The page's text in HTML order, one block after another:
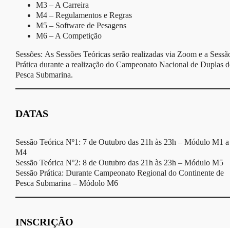
M3 – A Carreira
M4 – Regulamentos e Regras
M5 – Software de Pesagens
M6 – A Competição
Sessões: As Sessões Teóricas serão realizadas via Zoom e a
Prática durante a realização do Campeonato Nacional de Duplas
Pesca Submarina.
DATAS
Sessão Teórica Nº1: 7 de Outubro das 21h às 23h – Módulo M1 a
M4
Sessão Teórica Nº2: 8 de Outubro das 21h às 23h – Módulo M5
Sessão Prática: Durante Campeonato Regional do Continente de
Pesca Submarina – Módolo M6
INSCRIÇÃO